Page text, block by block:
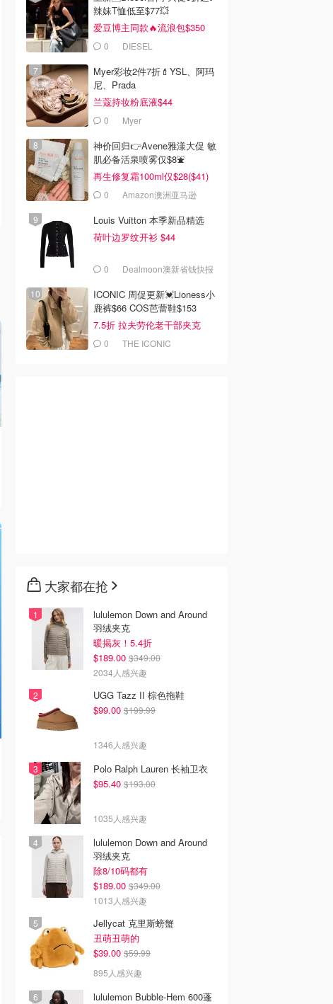
辣妹T恤低至$77💥
爱豆博主同款🔥流浪包$350
0 DIESEL
Myer彩妆2件7折💄YSL、阿玛
尼、Prada
兰蔻持妆粉底液$44
0 Myer
神价回归👉Avene雅漾大促 敏
肌必备活泉喷雾仅$8⛲️
再生修复霜100ml仅$28($41)
0 Amazon澳洲亚马逊
Louis Vuitton 本季新品精选
荷叶边罗纹开衫 $44
0 Dealmoon澳新省钱快报
ICONIC 周促更新💓Lioness小
鹿裤$66 COS芭蕾鞋$153
7.5折 拉夫劳伦老干部夹克
$4190 THE ICONIC
大家都在抢
lululemon Down and Around
羽绒夹克
暖揭灰！5.4折
$189.00 $349.00
2034人感兴趣
UGG Tazz II 棕色拖鞋
$99.00 $199.99
1346人感兴趣
Polo Ralph Lauren 长袖卫衣
$95.40 $193.00
1035人感兴趣
lululemon Down and Around
羽绒夹克
除8/10码都有
$189.00 $349.00
1013人感兴趣
Jellycat 克里斯螃蟹
丑萌丑萌的
$39.00 $59.99
895人感兴趣
lululemon Bubble-Hem 600蓬